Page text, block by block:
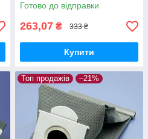
Готово до відправки
263,07 ₴ 333 ₴
Купити
Топ продажів –21%